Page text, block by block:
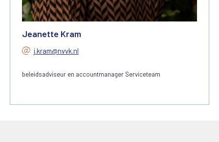
Jeanette Kram
j.kram@nvvk.nl
beleidsadviseur en accountmanager Serviceteam